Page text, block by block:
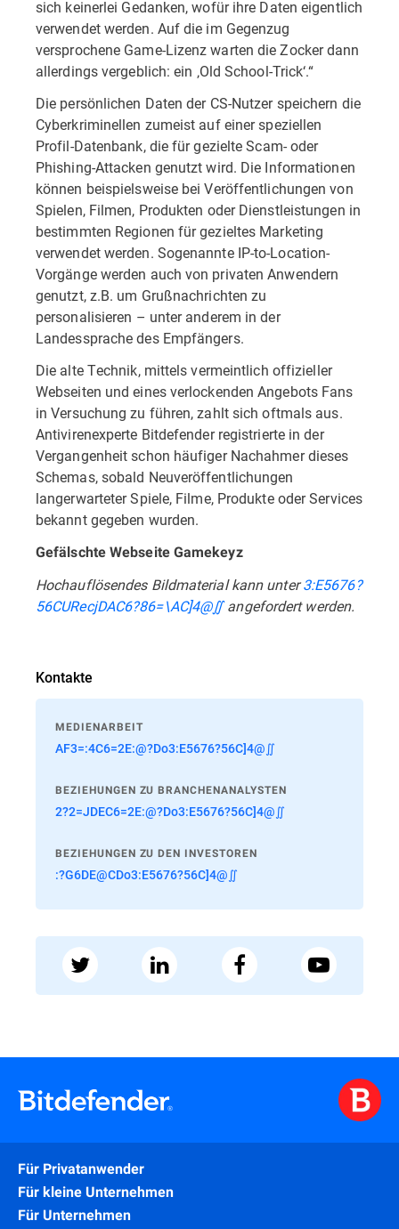
sich keinerlei Gedanken, wofür ihre Daten eigentlich
verwendet werden. Auf die im Gegenzug
versprochene Game-Lizenz warten die Zocker dann
allerdings vergeblich: ein ‚Old School-Trick‘.“
Die persönlichen Daten der CS-Nutzer speichern die
Cyberkriminellen zumeist auf einer speziellen
Profil-Datenbank, die für gezielte Scam- oder
Phishing-Attacken genutzt wird. Die Informationen
können beispielsweise bei Veröffentlichungen von
Spielen, Filmen, Produkten oder Dienstleistungen in
bestimmten Regionen für gezieltes Marketing
verwendet werden. Sogenannte IP-to-Location-
Vorgänge werden auch von privaten Anwendern
genutzt, z.B. um Grußnachrichten zu
personalisieren – unter anderem in der
Landessprache des Empfängers.
Die alte Technik, mittels vermeintlich offizieller
Webseiten und eines verlockenden Angebots Fans
in Versuchung zu führen, zahlt sich oftmals aus.
Antivirenexperte Bitdefender registrierte in der
Vergangenheit schon häufiger Nachahmer dieses
Schemas, sobald Neuveröffentlichungen
langerwarteter Spiele, Filme, Produkte oder Services
bekannt gegeben wurden.
Gefälschte Webseite Gamekeyz
Hochauflösendes Bildmaterial kann unter3:E5676?
56CURecjDAC6?86=\AC]4@∬angefordert werden.
Kontakte
MEDIENARBEIT
AF3=:4C6=2E:@?Do3:E5676?56C]4@∬
BEZIEHUNGEN ZU BRANCHENANALYSTEN
2?2=JDEC6=2E:@?Do3:E5676?56C]4@∬
BEZIEHUNGEN ZU DEN INVESTOREN
:?G6DE@CDo3:E5676?56C]4@∬
Für Privatanwender
Für kleine Unternehmen
Für Unternehmen